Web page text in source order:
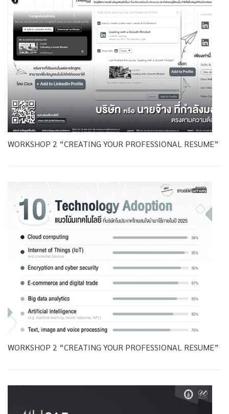
WORKSHOP 2 “CREATING YOUR PROFESSIONAL RESUME”
WORKSHOP 2 “CREATING YOUR PROFESSIONAL RESUME”